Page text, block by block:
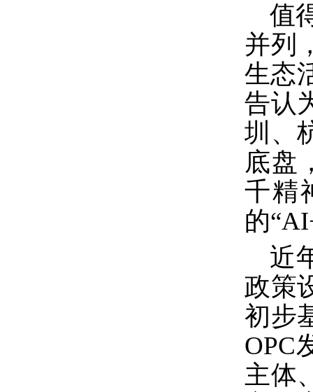
值
并列
生态
告认
圳、
底盘
千精
的
近
政策
初步
OPC
主体